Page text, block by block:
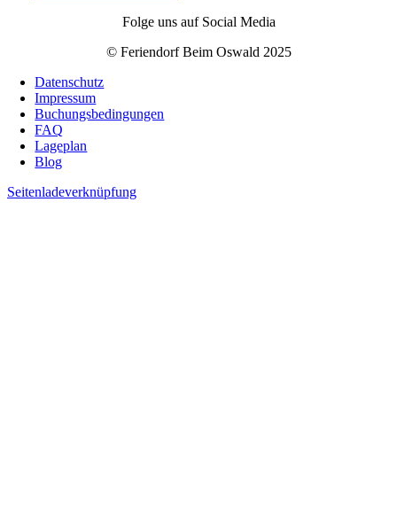
Folge uns auf Social Media
© Feriendorf Beim Oswald 2025
Datenschutz
Impressum
Buchungsbedingungen
FAQ
Lageplan
Blog
Seitenladeverknüpfung